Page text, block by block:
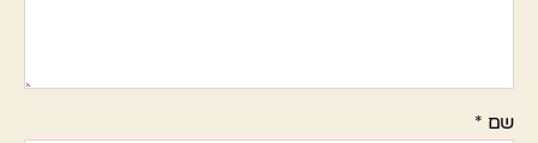
שם *